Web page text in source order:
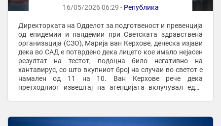
16/05/2026 06:29 - Република
Директорката на Одделот за подготвеност и превенција
од епидемии и пандемии при Светската здравствена
организација (СЗО), Марија ван Керхове, денеска изјави
дека во САД е потврдено дека лицето кое имало нејасен
резултат на тестот, подоцна било негативно на
хантавирус, со што вкупниот број на случаи во светот е
намален од 11 на 10. Ван Керхове рече дека
претходниот извештај на агенцијата вклучувал едно